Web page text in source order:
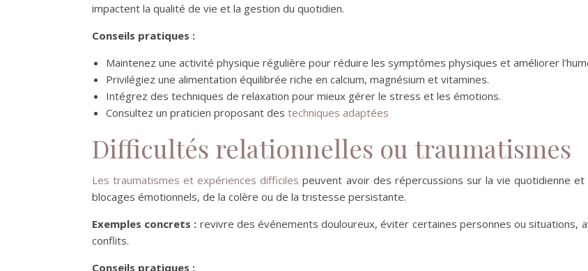
impactent la qualité de vie et la gestion du quotidien.
Conseils pratiques :
Maintenez une activité physique régulière pour réduire les symptômes physiques et améliorer
Privilégiez une alimentation équilibrée riche en calcium, magnésium et vitamines.
Intégrez des techniques de relaxation pour mieux gérer le stress et les émotions.
Consultez un praticien proposant des techniques adaptées
Difficultés relationnelles ou traumatismes
Les traumatismes et expériences difficiles peuvent avoir des répercussions sur la vie quotidienne
blocages émotionnels, de la colère ou de la tristesse persistante.
Exemples concrets : revivre des événements douloureux, éviter certaines personnes ou situations,
conflits.
Conseils pratiques :